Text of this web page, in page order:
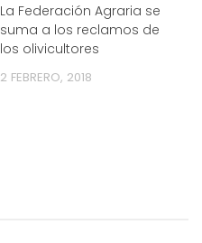
La Federación Agraria se
suma a los reclamos de
los olivicultores
2 FEBRERO, 2018